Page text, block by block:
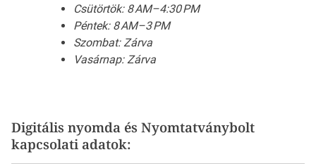
Csütörtök: 8 AM–4:30 PM
Péntek: 8 AM–3 PM
Szombat: Zárva
Vasárnap: Zárva
Digitális nyomda és Nyomtatványbolt
kapcsolati adatok: